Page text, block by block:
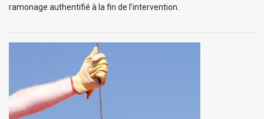
ramonage authentifié à la fin de l’intervention.